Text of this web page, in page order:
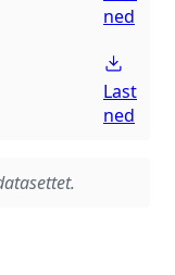
ned
Last
ned